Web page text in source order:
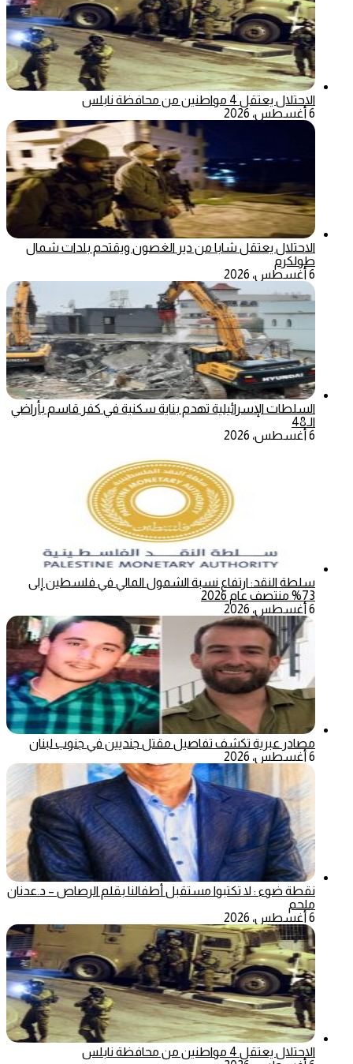
الاحتلال يعتقل 4 مواطنين من محافظة نابلس
6 أغسطس، 2026
الاحتلال يعتقل شابا من دير الغصون ويقتحم بلدات شمال
طولكرم
6 أغسطس، 2026
السلطات الإسرائيلية تهدم بناية سكنية في كفر قاسم بأراضي
الـ48
6 أغسطس، 2026
سلطة النقد: ارتفاع نسبة الشمول المالي في فلسطين إلى
73% منتصف عام 2026
6 أغسطس، 2026
مصادر عبرية تكشف تفاصيل مقتل جنديين في جنوب لبنان
6 أغسطس، 2026
نقطة ضوء : لا تكتبوا مستقبل أطفالنا بقلم الرصاص – د.عدنان
ملحم
6 أغسطس، 2026
الاحتلال يعتقل 4 مواطنين من محافظة نابلس